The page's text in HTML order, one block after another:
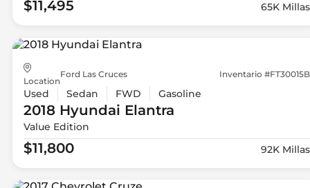
$11,495 65K Millas
Location
Ford Las Cruces Inventario #FT30015B
Used Sedan FWD Gasoline
2018 Hyundai Elantra
Value Edition
$11,800 92K Millas